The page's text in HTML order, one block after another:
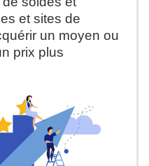
et sites de
un moyen ou
prix plus